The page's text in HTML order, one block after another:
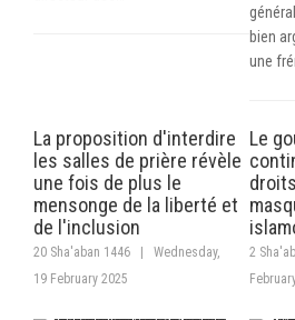
bien
une
La proposition d'interdire
les salles de prière révèle
une fois de plus le
mensonge de la liberté et
de l'inclusion
20 Sha'aban 1446
Wednesday,
19 February 2025
Le
2